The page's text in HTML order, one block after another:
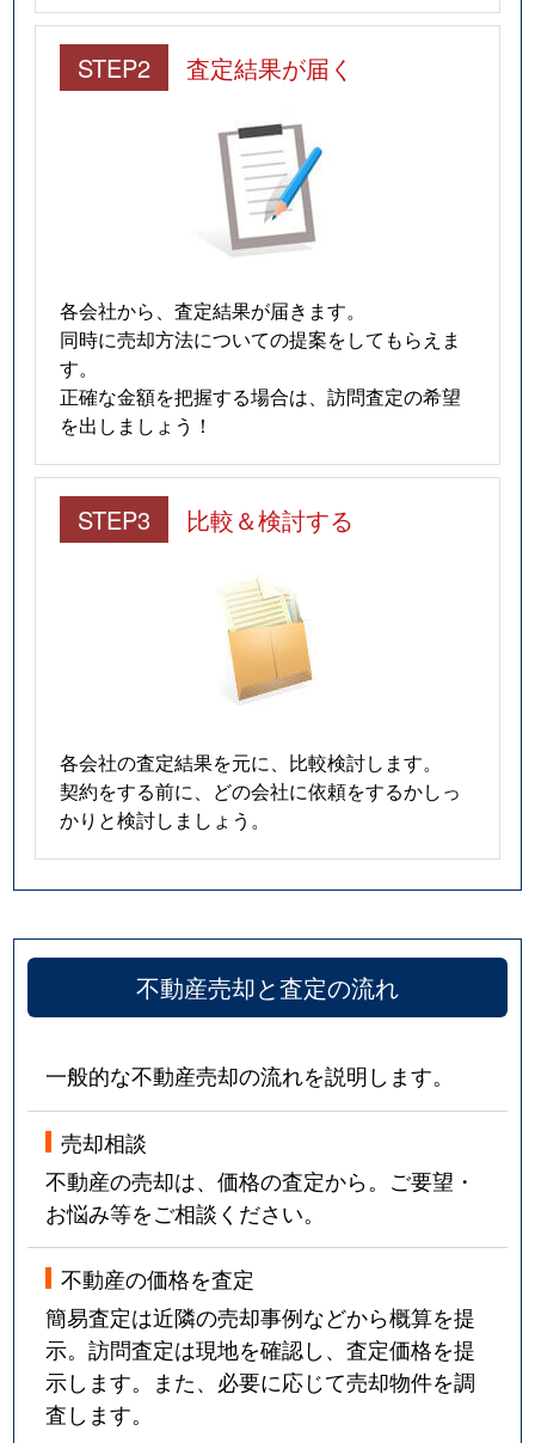
STEP2 査定結果が届く
各会社から、査定結果が届きます。
同時に売却方法についての提案をしてもらえま
す。
正確な金額を把握する場合は、訪問査定の希望
を出しましょう！
STEP3 比較＆検討する
各会社の査定結果を元に、比較検討します。
契約をする前に、どの会社に依頼をするかしっ
かりと検討しましょう。
不動産売却と査定の流れ
一般的な不動産売却の流れを説明します。
売却相談
不動産の売却は、価格の査定から。ご要望・
お悩み等をご相談ください。
不動産の価格を査定
簡易査定は近隣の売却事例などから概算を提
示。訪問査定は現地を確認し、査定価格を提
示します。また、必要に応じて売却物件を調
査します。